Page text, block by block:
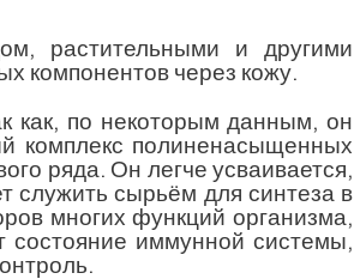
растительными и другими
компонентов через кожу.
как, по некоторым данным, он
комплекс полиненасыщенных
ряда. Он легче усваивается,
служить сырьём для синтеза в
многих функций организма,
состояние иммунной системы,